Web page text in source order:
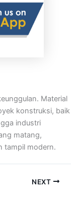
Material
konstruksi, baik
industri
matang,
tampil modern.
NEXT